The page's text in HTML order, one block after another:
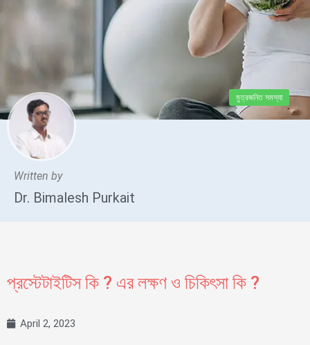
মুত্রজনিত সমস্যা
Written by
Dr. Bimalesh Purkait
প্রস্টেটাইটিস কি ? এর লক্ষণ ও চিকিৎসা কি ?
April 2, 2023